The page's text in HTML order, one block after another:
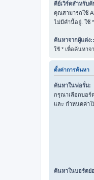
คีย์เวิร์ดสำหรับ
คุณสามารถใช้
ไม่มีคำนี้อยู่. ใช้
ค้นหาจากผู้แต่ง::
ใช้ * เพื่อค้นหาจ
ตั้งค่าการค้นหา
ค้นหาในฟอรั่ม:
กรุณาเลือกบอร์
และ กำหนดค่า
ค้นหาในบอร์ดย่